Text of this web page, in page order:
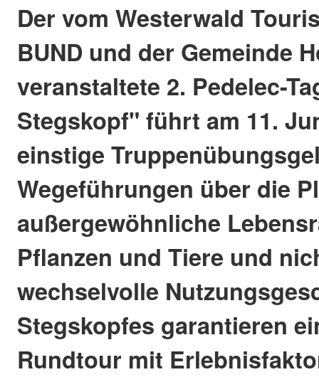
Der vom Westerwald
BUND und der Gemeinde
veranstaltete 2. Pedelec-
Stegskopf" führt am 11.
einstige
Wegeführungen über die
außergewöhnliche
Pflanzen und Tiere und
wechselvolle
Stegskopfes garantieren
Rundtour mit